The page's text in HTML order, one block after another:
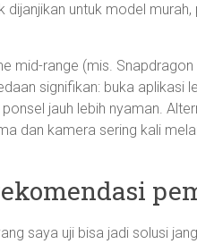
untuk model
mid-range (mis.
signifikan: buka aplikasi
jauh lebih nyaman.
dan kamera sering kali
saya uji bisa jadi solusi